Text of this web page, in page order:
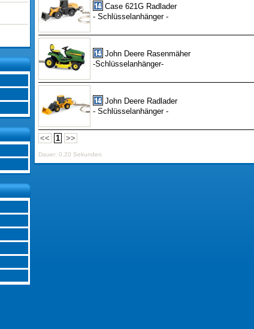
Case 621G Radlader
- Schlüsselanhänger -
John Deere Rasenmäher
-Schlüsselanhänger-
John Deere Radlader
- Schlüsselanhänger -
<< 1 >>
Dauer: 0,20 Sekunden